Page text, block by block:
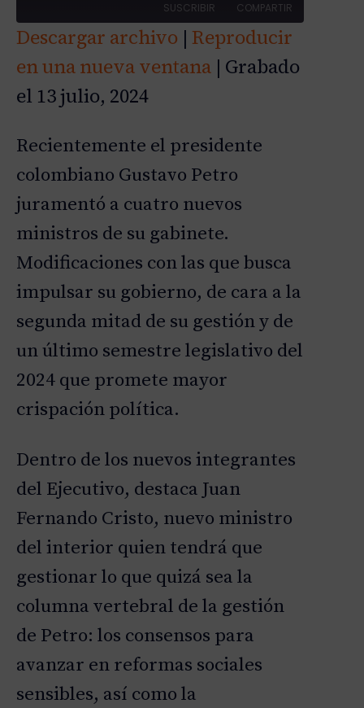
p
r
d
u
r
e
p
i
s
o
d
o
SUSCRIBIR COMPARTIR
FEED RSS
COMPAR
TIR
ENLACE
Descargar archivo | Reproducir
en una nueva ventana | Grabado
el 13 julio, 2024
Recientemente el presidente
colombiano Gustavo Petro
juramentó a cuatro nuevos
ministros de su gabinete.
Modificaciones con las que busca
impulsar su gobierno, de cara a la
segunda mitad de su gestión y de
un último semestre legislativo del
2024 que promete mayor
crispación política.
Dentro de los nuevos integrantes
del Ejecutivo, destaca Juan
Fernando Cristo, nuevo ministro
del interior quien tendrá que
gestionar lo que quizá sea la
columna vertebral de la gestión
de Petro: los consensos para
avanzar en reformas sociales
sensibles, así como la